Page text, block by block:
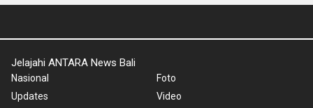
Jelajahi ANTARA News Bali
Nasional
Updates
Foto
Video